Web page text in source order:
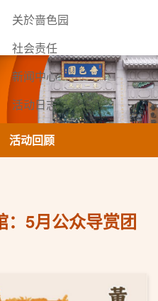
关於啬色园
社会责任
新闻中心
活动日志
联络我们
活动回顾
：5月公众导赏团